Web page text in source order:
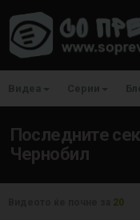
Последните
Чернобил
20